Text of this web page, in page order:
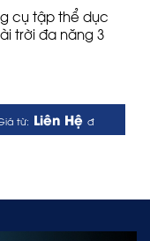
cụ tập thể dục
trời đa năng 3
từ: Liên Hệ đ